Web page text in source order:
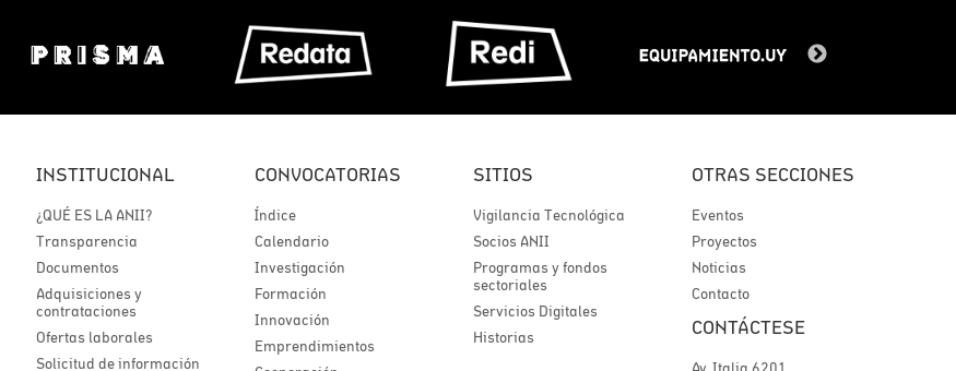
INSTITUCIONAL
¿QUÉ ES LA ANII?
Transparencia
Documentos
Adquisiciones y
contrataciones
Ofertas laborales
Solicitud de información
CONVOCATORIAS
Índice
Calendario
Investigación
Formación
Innovación
Emprendimientos
SITIOS
Vigilancia Tecnológica
Socios ANII
Programas y fondos
sectoriales
Servicios Digitales
Historias
OTRAS SECCIONES
Eventos
Proyectos
Noticias
Contacto
CONTÁCTESE